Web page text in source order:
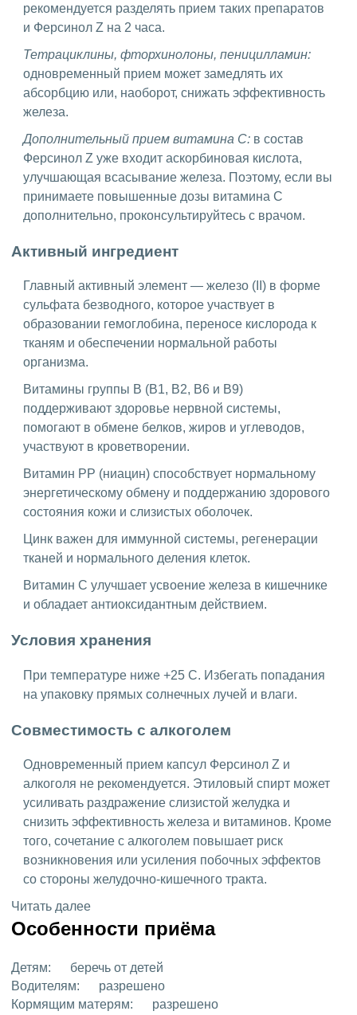
рекомендуется разделять прием таких препаратов
и Ферсинол Z на 2 часа.
Тетрациклины, фторхинолоны, пеницилламин:
одновременный прием может замедлять их
абсорбцию или, наоборот, снижать эффективность
железа.
Дополнительный прием витамина C: в состав
Ферсинол Z уже входит аскорбиновая кислота,
улучшающая всасывание железа. Поэтому, если вы
принимаете повышенные дозы витамина C
дополнительно, проконсультируйтесь с врачом.
Активный ингредиент
Главный активный элемент — железо (II) в форме
сульфата безводного, которое участвует в
образовании гемоглобина, переносе кислорода к
тканям и обеспечении нормальной работы
организма.
Витамины группы B (B1, B2, B6 и B9)
поддерживают здоровье нервной системы,
помогают в обмене белков, жиров и углеводов,
участвуют в кроветворении.
Витамин PP (ниацин) способствует нормальному
энергетическому обмену и поддержанию здорового
состояния кожи и слизистых оболочек.
Цинк важен для иммунной системы, регенерации
тканей и нормального деления клеток.
Витамин C улучшает усвоение железа в кишечнике
и обладает антиоксидантным действием.
Условия хранения
При температуре ниже +25 C. Избегать попадания
на упаковку прямых солнечных лучей и влаги.
Совместимость с алкоголем
Одновременный прием капсул Ферсинол Z и
алкоголя не рекомендуется. Этиловый спирт может
усиливать раздражение слизистой желудка и
снизить эффективность железа и витаминов. Кроме
того, сочетание с алкоголем повышает риск
возникновения или усиления побочных эффектов
со стороны желудочно-кишечного тракта.
Читать далее
Особенности приёма
Детям:
беречь от детей
Водителям:
разрешено
Кормящим матерям:
разрешено